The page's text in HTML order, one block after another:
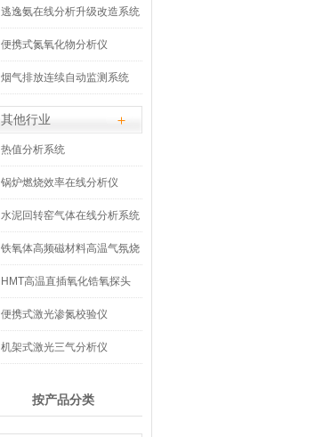
统
逃逸氨在线分析升级改造系统
便携式氮氧化物分析仪
烟气排放连续自动监测系统
其他行业
热值分析系统
锅炉燃烧效率在线分析仪
水泥回转窑气体在线分析系统
铁氧体高频磁材料高温气氛烧
结炉氧含量在线分析系统
HMT高温直插氧化锆氧探头
便携式激光渗氮校验仪
机架式激光三气分析仪
按产品分类